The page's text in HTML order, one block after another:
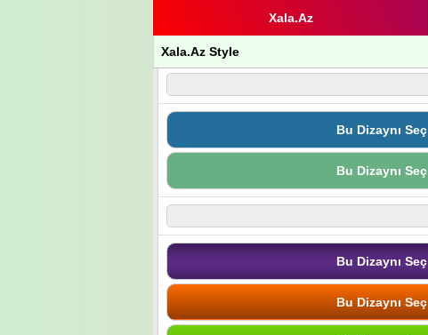
Xala.Az
Xala.Az Style
Bu Dizaynı Seç
Bu Dizaynı Seç
Bu Dizaynı Seç
Bu Dizaynı Seç